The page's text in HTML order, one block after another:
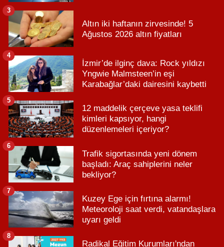
Altın iki haftanın zirvesinde! 5
Ağustos 2026 altın fiyatları
3
İzmir’de ilginç dava: Rock yıldızı
Yngwie Malmsteen’in eşi
Karabağlar’daki dairesini kaybetti
4
12 maddelik çerçeve yasa teklifi
kimleri kapsıyor, hangi
düzenlemeleri içeriyor?
5
Trafik sigortasında yeni dönem
başladı: Araç sahiplerini neler
bekliyor?
6
Kuzey Ege için fırtına alarmı!
Meteoroloji saat verdi, vatandaşlara
uyarı geldi
7
Radikal Eğitim Kurumları'ndan
8